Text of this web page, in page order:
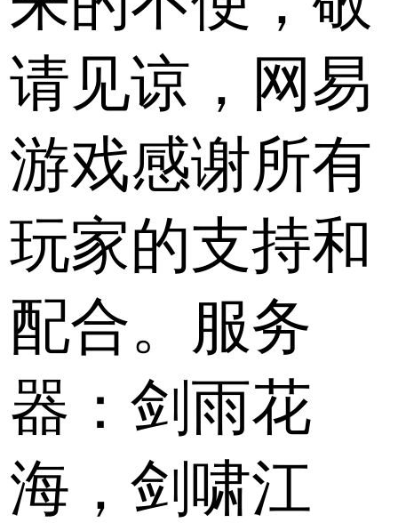
请见谅，网易
游戏感谢所有
玩家的支持和
配合。服务
器：剑雨花
海，剑啸江